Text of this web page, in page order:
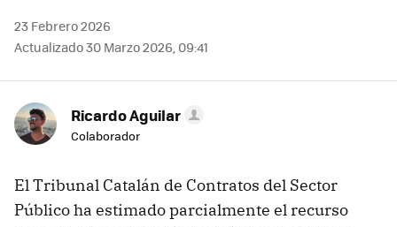
23 Febrero 2026
Actualizado 30 Marzo 2026, 09:41
Ricardo Aguilar
Colaborador
El Tribunal Catalán de Contratos del Sector
Público ha estimado parcialmente el recurso